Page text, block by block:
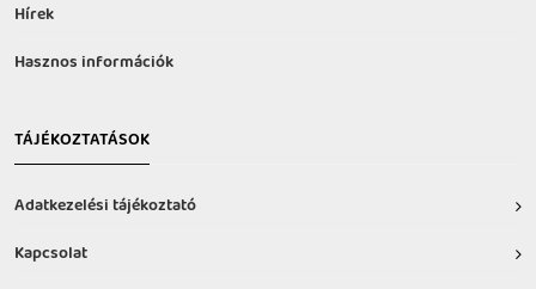
Hírek
Hasznos információk
TÁJÉKOZTATÁSOK
Adatkezelési tájékoztató
Kapcsolat